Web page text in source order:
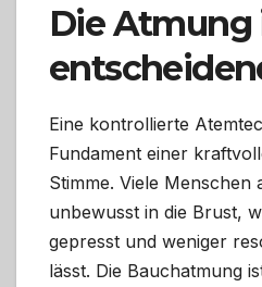
Die Atmung
Eine kontrollierte
Fundament einer
Stimme. Viele Menschen
unbewusst in die Brust,
gepresst und weniger
lässt. Die Bauchatmung